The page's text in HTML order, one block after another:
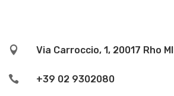
 Via Carroccio, 1, 20017 Rho MI
 +39 02 9302080